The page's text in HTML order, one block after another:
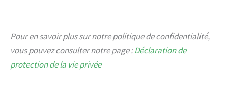
Pour en savoir plus sur notre politique de confidentialité,
vous pouvez consulter notre page :Déclaration de
protection de la vie privée